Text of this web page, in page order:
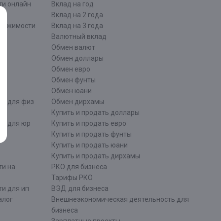
онлайн
для физ
для юр
на
для ип
Вклад на год
Вклад на 2 года
Вклад на 3 года
Валютный вклад
Обмен валют
Обмен доллары
Обмен евро
Обмен фунты
Обмен юани
Обмен дирхамы
Купить и продать доллары
Купить и продать евро
Купить и продать фунты
Купить и продать юани
Купить и продать дирхамы
РКО для бизнеса
Тарифы РКО
ВЭД для бизнеса
Внешнеэкономическая деятельность для
бизнеса